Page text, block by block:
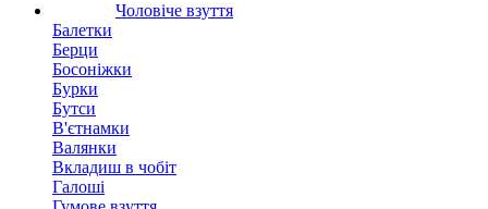
Чоловіче взуття
Балетки
Берци
Босоніжки
Бурки
Бутси
В'єтнамки
Валянки
Вкладиш в чобіт
Галоші